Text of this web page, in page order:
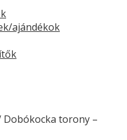
ajándékok
Dobókocka torony –